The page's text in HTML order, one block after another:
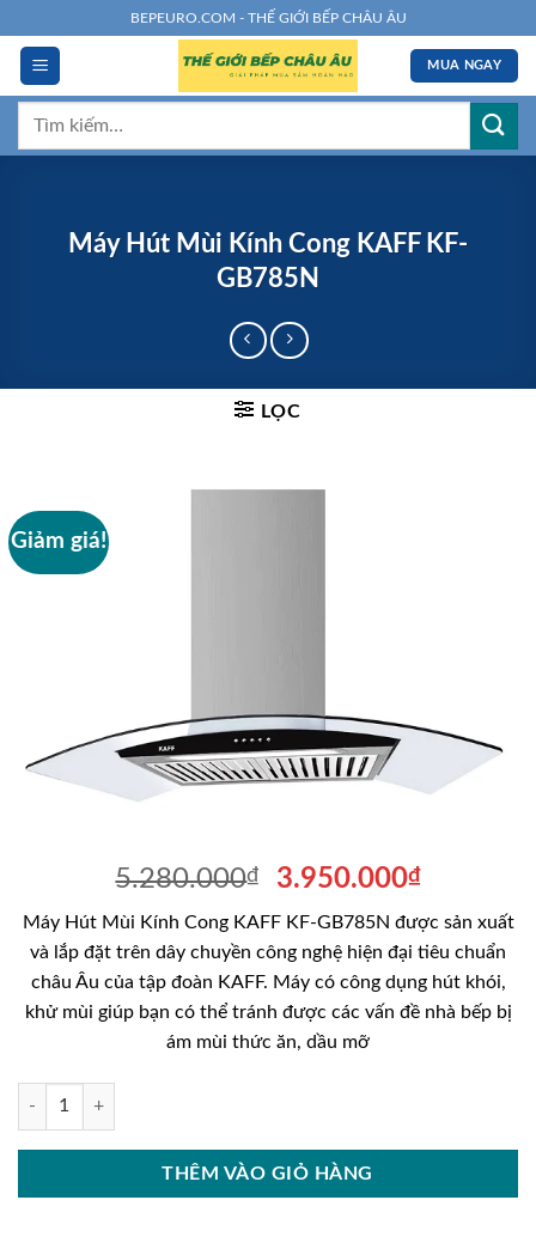
đến
dung
BEPEURO.COM - THẾ GIỚI BẾP CHÂU ÂU
MUA NGAY
Tìm
Máy Hút Mùi Kính Cong KAFF KF-
GB785N
LỌC
Giảm giá!
5.280.000₫
Giá
là:
5.280.000₫.
3.950.000₫Giá
tại
là:
Máy Hút Mùi Kính Cong KAFF KF-GB785N được sản xuất
và lắp đặt trên dây chuyền công nghệ hiện đại tiêu chuẩn
châu Âu của tập đoàn KAFF. Máy có công dụng hút khói,
khử mùi giúp bạn có thể tránh được các vấn đề nhà bếp bị
ám mùi thức ăn, dầu mỡ
Máy Hút Mùi Kính Cong KAFF KF-GB785N số lượng
THÊM VÀO GIỎ HÀNG